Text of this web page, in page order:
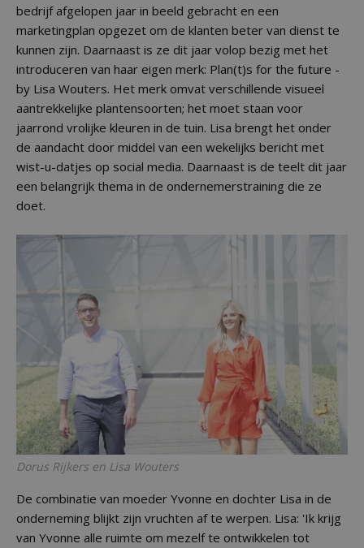
bedrijf afgelopen jaar in beeld gebracht en een
marketingplan opgezet om de klanten beter van dienst te
kunnen zijn. Daarnaast is ze dit jaar volop bezig met het
introduceren van haar eigen merk: Plan(t)s for the future -
by Lisa Wouters. Het merk omvat verschillende visueel
aantrekkelijke plantensoorten; het moet staan voor
jaarrond vrolijke kleuren in de tuin. Lisa brengt het onder
de aandacht door middel van een wekelijks bericht met
wist-u-datjes op social media. Daarnaast is de teelt dit jaar
een belangrijk thema in de ondernemerstraining die ze
doet.
Dorus Rijkers en Lisa Wouters
De combinatie van moeder Yvonne en dochter Lisa in de
onderneming blijkt zijn vruchten af te werpen. Lisa: 'Ik krijg
van Yvonne alle ruimte om mezelf te ontwikkelen tot